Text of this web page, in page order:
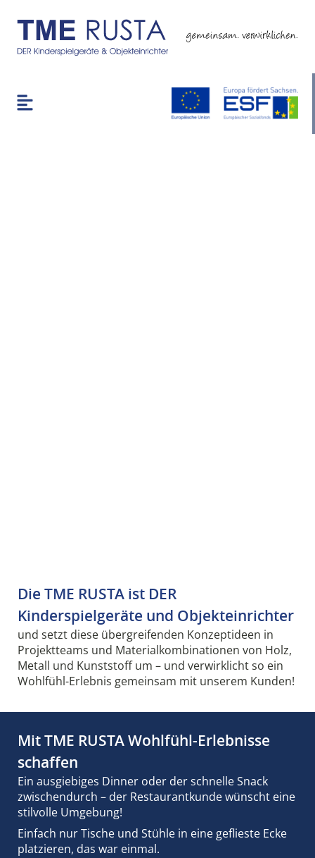
Die TME RUSTA ist DER
Kinderspielgeräte und Objekteinrichter
und setzt diese übergreifenden Konzeptideen in
Projektteams und Materialkombinationen von Holz,
Metall und Kunststoff um – und verwirklicht so ein
Wohlfühl-Erlebnis gemeinsam mit unserem Kunden!
Mit TME RUSTA Wohlfühl-Erlebnisse
schaffen
Ein ausgiebiges Dinner oder der schnelle Snack
zwischendurch – der Restaurantkunde wünscht eine
stilvolle Umgebung!
Einfach nur Tische und Stühle in eine geflieste Ecke
platzieren, das war einmal.